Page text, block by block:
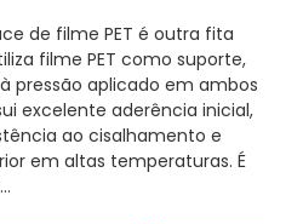
de filme PET é outra fita
filme PET como suporte,
pressão aplicado em ambos
excelente aderência inicial,
ao cisalhamento e
em altas temperaturas. É